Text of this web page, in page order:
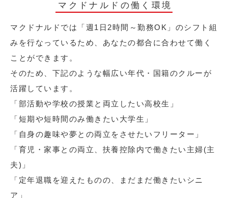
マクドナルドの働く環境
マクドナルドでは「週1日2時間～勤務OK」のシフト組
みを行なっているため、あなたの都合に合わせて働く
ことができます。
そのため、下記のような幅広い年代・国籍のクルーが
活躍しています。
「部活動や学校の授業と両立したい高校生」
「短期や短時間のみ働きたい大学生」
「自身の趣味や夢との両立をさせたいフリーター」
「育児・家事との両立、扶養控除内で働きたい主婦(主
夫)」
「定年退職を迎えたものの、まだまだ働きたいシニ
ア」